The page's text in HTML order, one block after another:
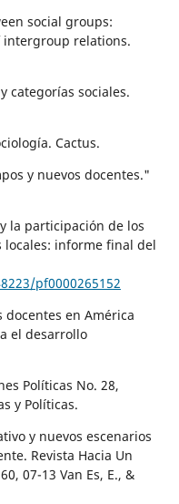
social groups:
intergroup relations.
categorías sociales.
Cactus.
y nuevos docentes."
la participación de los
locales: informe final del
pf0000265152
docentes en América
el desarrollo
Políticas No. 28,
y Políticas.
y nuevos escenarios
Revista Hacia Un
07-13 Van Es, E., &